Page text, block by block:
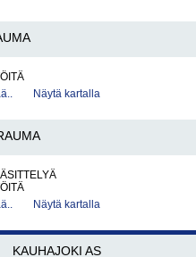
Näytä kartalla
Näytä kartalla
KAUHAJOKI AS